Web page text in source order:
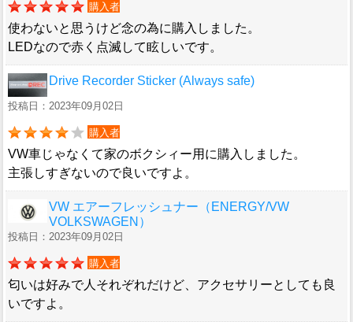
購入者
使わないと思うけど念の為に購入しました。
LEDなので赤く点滅して眩しいです。
Drive Recorder Sticker (Always safe)
投稿日：2023年09月02日
購入者
VW車じゃなくて家のボクシィー用に購入しました。
主張しすぎないので良いですよ。
VW エアーフレッシュナー（ENERGY/VW
VOLKSWAGEN）
投稿日：2023年09月02日
購入者
匂いは好みで人それぞれだけど、アクセサリーとしても良
いですよ。